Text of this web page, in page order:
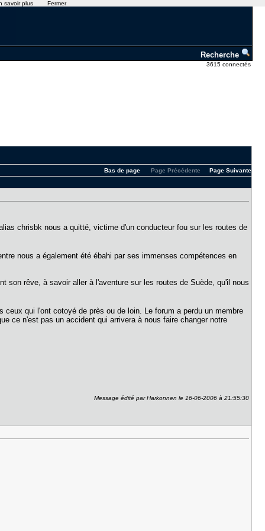
Recherche
3615 connectés
Page Suivante
Page Précédente
Bas de page
chrisbk nous a quitté, victime d'un conducteur fou sur les routes de
nous a également été ébahi par ses immenses compétences en
son rêve, à savoir aller à l'aventure sur les routes de Suède, qu'il nous
qui l'ont cotoyé de près ou de loin. Le forum a perdu un membre
ce n'est pas un accident qui arrivera à nous faire changer notre
Message édité par Harkonnen le 16-06-2006 à 21:55:30
savoir plus Fermer